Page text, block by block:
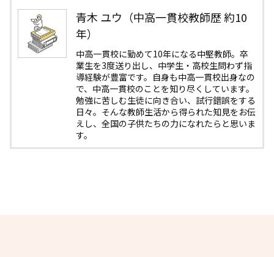
青木 ユウ（中高一貫校教師歴 約10
年）
中高一貫校に勤めて10年になる中堅教師。卒
業生を3度送り出し、中学生・高校生問わず指
導経験が豊富です。自身も中高一貫校出身なの
で、中高一貫校のことを知り尽くしています。
勉強に苦しむ生徒に向き合い、試行錯誤をする
日々。そんな教師生活から得られた知見をお伝
えし、全国の子供たちの力になれたらと思いま
す。